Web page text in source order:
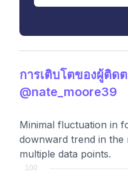
การเติบโตของผู้ติด
@nate_moore39
Minimal fluctuation in
downward trend in
multiple data points.